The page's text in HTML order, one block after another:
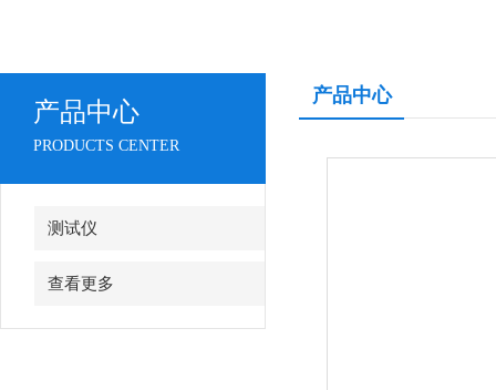
产品中心
PRODUCTS CENTER
测试仪
查看更多
产品中心